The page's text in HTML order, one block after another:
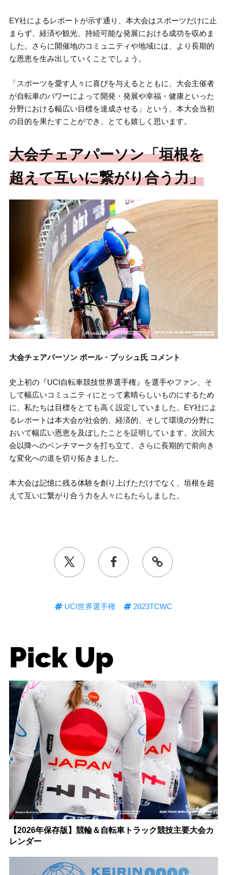
EY社によるレポートが示す通り、本大会はスポーツだけに止
まらず、経済や観光、持続可能な発展における成功を収めま
した。さらに開催地のコミュニティや地域には、より長期的
な恩恵を生み出していくことでしょう。
「スポーツを愛す人々に喜びを与えるとともに、大会主催者
が自転車のパワーによって開発・発展や幸福・健康といった
分野における幅広い目標を達成させる」という、本大会当初
の目的を果たすことができ、とても嬉しく思います。
大会チェアパーソン「垣根を
超えて互いに繋がり合う力」
大会チェアパーソン ポール・ブッシュ氏 コメント
史上初の『UCI自転車競技世界選手権』を選手やファン、そ
して幅広いコミュニティにとって素晴らしいものにするため
に、私たちは目標をとても高く設定していました。EY社によ
るレポートは本大会が社会的、経済的、そして環境の分野に
おいて幅広い恩恵を及ぼしたことを証明しています。次回大
会以降へのベンチマークを打ち立て、さらに長期的で前向き
な変化への道を切り拓きました。
本大会は記憶に残る体験を創り上げただけでなく、垣根を超
えて互いに繋がり合う力を人々にもたらしました。
UCI世界選手権 2023TCWC
Pick Up
【2026年保存版】競輪＆自転車トラック競技主要大会カ
レンダー